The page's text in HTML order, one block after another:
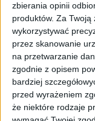
zbierania opinii
produktów. Za Twoją
wykorzystywać
przez skanowanie
na przetwarzanie
zgodnie z opisem
bardziej
przed wyrażeniem
że niektóre rodzaje
fotoreporter
jednocześnie
Sukces
ilości
bezkrwawy
potencjalnych
stracony.